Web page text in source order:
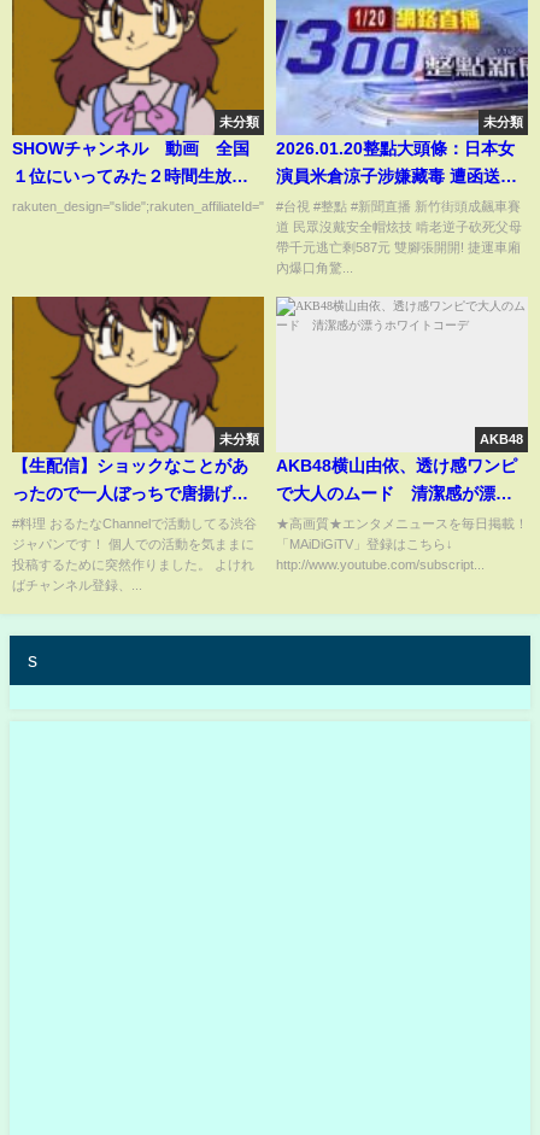
未分類
SHOWチャンネル 動画 全国
１位にいってみた２時間生放送
ＳＰ 9月30日
rakuten_design="slide";rakuten_affiliateId="00ed0224.63...
未分類
2026.01.20整點大頭條：日本女
演員米倉涼子涉嫌藏毒 遭函送檢
方【台視1300整點新聞】
#台視 #整點 #新聞直播 新竹街頭成飆車賽
道 民眾沒戴安全帽炫技 啃老逆子砍死父母
帶千元逃亡剩587元 雙腳張開開! 捷運車廂
內爆口角驚...
未分類
【生配信】ショックなことがあ
ったので一人ぼっちで唐揚げお
にぎりを作って食べるアラサー
独身男子
#料理 おるたなChannelで活動してる渋谷
ジャパンです！ 個人での活動を気ままに
投稿するために突然作りました。 よけれ
ばチャンネル登録、...
AKB48
AKB48横山由依、透け感ワンピ
で大人のムード 清潔感が漂う
ホワイトコーデ
★高画質★エンタメニュースを毎日掲載！
「MAiDiGiTV」登録はこちら↓
http://www.youtube.com/subscript...
s